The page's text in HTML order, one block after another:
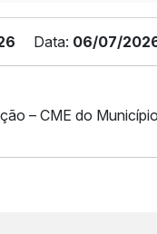
Data: 06/07/
– CME do